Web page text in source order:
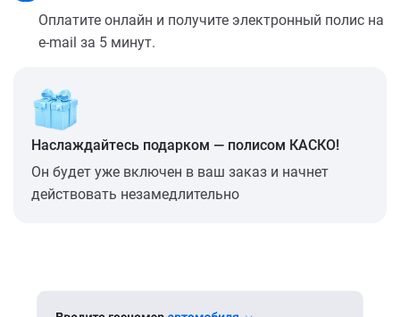
Оплатите онлайн и получите электронный полис на
e-mail за 5 минут.
Наслаждайтесь подарком — полисом КАСКО!
Он будет уже включен в ваш заказ и начнет
действовать незамедлительно